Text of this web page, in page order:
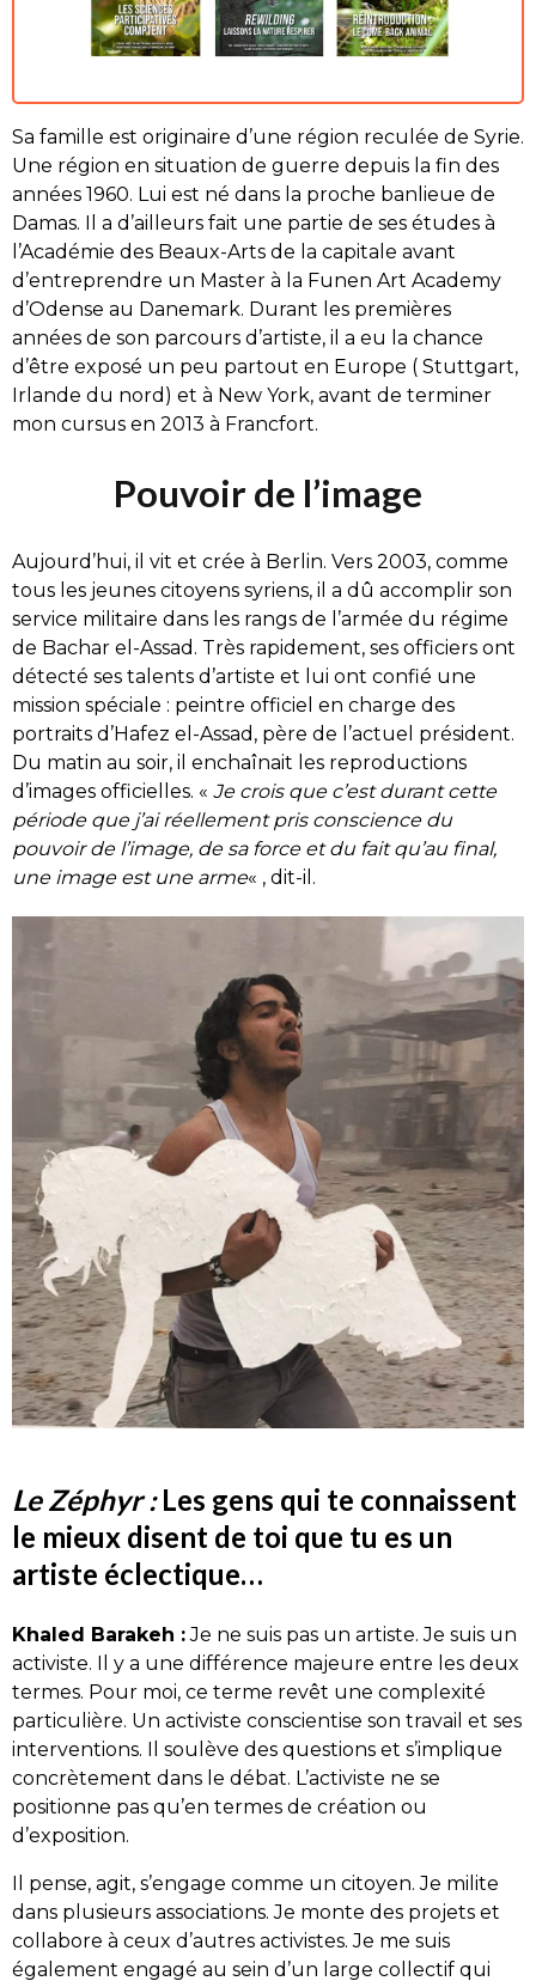
Sa famille est originaire d’une région reculée de Syrie.
Une région en situation de guerre depuis la fin des
années 1960. Lui est né dans la proche banlieue de
Damas. Il a d’ailleurs fait une partie de ses études à
l’Académie des Beaux-Arts de la capitale avant
d’entreprendre un Master à la Funen Art Academy
d’Odense au Danemark. Durant les premières
années de son parcours d’artiste, il a eu la chance
d’être exposé un peu partout en Europe ( Stuttgart,
Irlande du nord) et à New York, avant de terminer
mon cursus en 2013 à Francfort.
Pouvoir de l’image
Aujourd’hui, il vit et crée à Berlin. Vers 2003, comme
tous les jeunes citoyens syriens, il a dû accomplir son
service militaire dans les rangs de l’armée du régime
de Bachar el-Assad. Très rapidement, ses officiers ont
détecté ses talents d’artiste et lui ont confié une
mission spéciale : peintre officiel en charge des
portraits d’Hafez el-Assad, père de l’actuel président.
Du matin au soir, il enchaînait les reproductions
d’images officielles. « Je crois que c’est durant cette
période que j’ai réellement pris conscience du
pouvoir de l’image, de sa force et du fait qu’au final,
une image est une arme« , dit-il.
Le Zéphyr :Les gens qui te connaissent
le mieux disent de toi que tu es un
artiste éclectique…
Khaled Barakeh : Je ne suis pas un artiste. Je suis un
activiste. Il y a une différence majeure entre les deux
termes. Pour moi, ce terme revêt une complexité
particulière. Un activiste conscientise son travail et ses
interventions. Il soulève des questions et s’implique
concrètement dans le débat. L’activiste ne se
positionne pas qu’en termes de création ou
d’exposition.
Il pense, agit, s’engage comme un citoyen. Je milite
dans plusieurs associations. Je monte des projets et
collabore à ceux d’autres activistes. Je me suis
également engagé au sein d’un large collectif qui